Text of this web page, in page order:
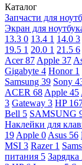
Каталог
Запчасти для
Экран для
13.3 0 13.4 1 14.0 3
19.5 1 20.0 1 21.5 6
Acer87 Apple 37
Gigabyte 4 Honor 1
Samsung 39 Sony
ACER 68 Apple 45
3 Gateway 3 HP
Bell 5 SAMSUNG
Наклейки для
19 Apple 0 Asus 56
MSI 3 Razer 1
питания 5